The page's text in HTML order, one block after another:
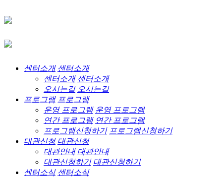
센터소개 센터소개
센터소개 센터소개
오시는길 오시는길
프로그램 프로그램
운영 프로그램 운영 프로그램
연간 프로그램 연간 프로그램
프로그램신청하기 프로그램신청하기
대관신청 대관신청
대관안내 대관안내
대관신청하기 대관신청하기
센터소식 센터소식